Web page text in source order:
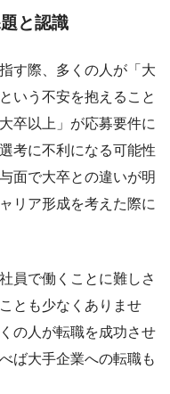
と認識
す際、多くの人が「大
いう不安を抱えること
卒以上」が応募要件に
考に不利になる可能性
面で大卒との違いが明
リア形成を考えた際に
員で働くことに難しさ
とも少なくありませ
の人が転職を成功させ
ば大手企業への転職も